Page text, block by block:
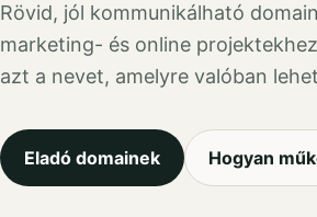
Rövid, jól kommunikálható
marketing- és online
azt a nevet, amelyre valóban
Eladó domainek Hogyan